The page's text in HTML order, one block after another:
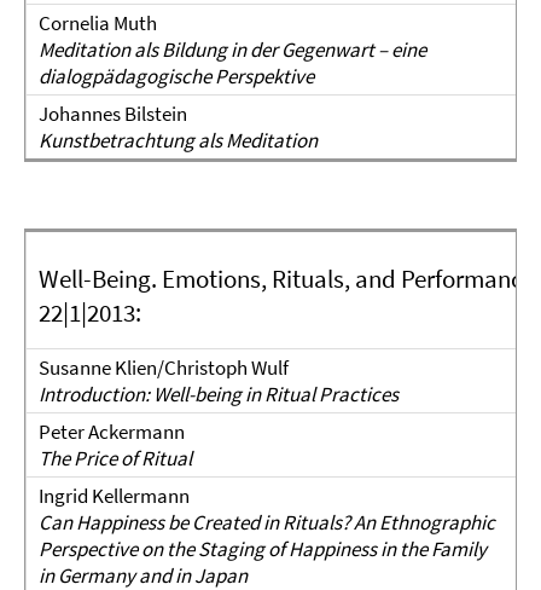
Cornelia Muth
Meditation als Bildung in der Gegenwart – eine
dialogpädagogische Perspektive
Johannes Bilstein
Kunstbetrachtung als Meditation
Well-Being. Emotions, Rituals, and
22|1|2013:
Susanne Klien/Christoph Wulf
Introduction: Well-being in Ritual Practices
Peter Ackermann
The Price of Ritual
Ingrid Kellermann
Can Happiness be Created in Rituals? An Ethnographic
Perspective on the Staging of Happiness in the Family
in Germany and in Japan